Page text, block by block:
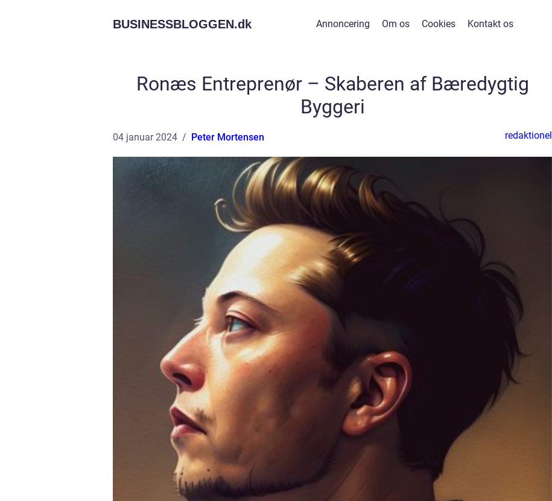
BUSINESSBLOGGEN.dk Annoncering Om os Cookies Kontakt os
Ronæs Entreprenør – Skaberen af Bæredygtig
Byggeri
04 januar 2024 Peter Mortensen redaktionel